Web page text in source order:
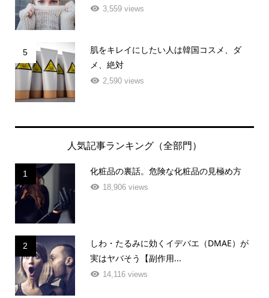
3,559 views
5
肌をキレイにしたい人は韓国コスメ、ダ
メ、絶対
2,590 views
人気記事ランキング（全部門）
1 化粧品の裏話。危険な化粧品の見極め方
18,906 views
2
しわ・たるみに効くイデバエ（DMAE）が
実はヤバそう【副作用...
14,116 views